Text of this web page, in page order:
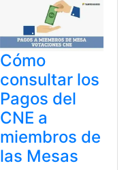
Cómo
consultar los
Pagos del
CNE a
miembros de
las Mesas